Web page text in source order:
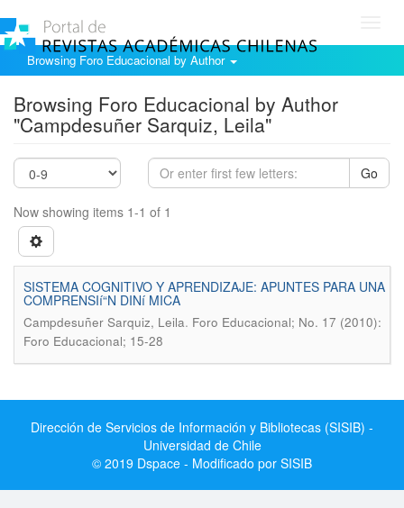
Browsing Foro Educacional by Author
Browsing Foro Educacional by Author
"Campdesuñer Sarquiz, Leila"
Go
Now showing items 1-1 of 1
SISTEMA COGNITIVO Y APRENDIZAJE: APUNTES PARA UNA
COMPRENSIí“N DINí MICA
Campdesuñer Sarquiz, Leila. Foro Educacional; No. 17 (2010):
Foro Educacional; 15-28
Dirección de Servicios de Información y Bibliotecas (SISIB) -
Universidad de Chile
© 2019 Dspace - Modificado por SISIB